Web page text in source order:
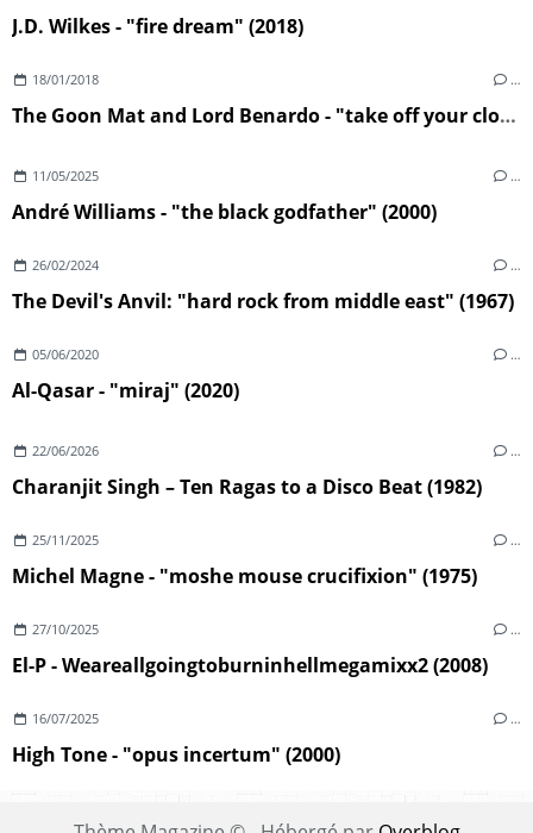
J.D. Wilkes - "fire dream" (2018)
18/01/2018 …
The Goon Mat and Lord Benardo - "take off your clothes" (2018)
11/05/2025 …
André Williams - "the black godfather" (2000)
26/02/2024 …
The Devil's Anvil: "hard rock from middle east" (1967)
05/06/2020 …
Al-Qasar - "miraj" (2020)
22/06/2026 …
Charanjit Singh – Ten Ragas to a Disco Beat (1982)
25/11/2025 …
Michel Magne - "moshe mouse crucifixion" (1975)
27/10/2025 …
El-P - Weareallgoingtoburninhellmegamixx2 (2008)
16/07/2025 …
High Tone - "opus incertum" (2000)